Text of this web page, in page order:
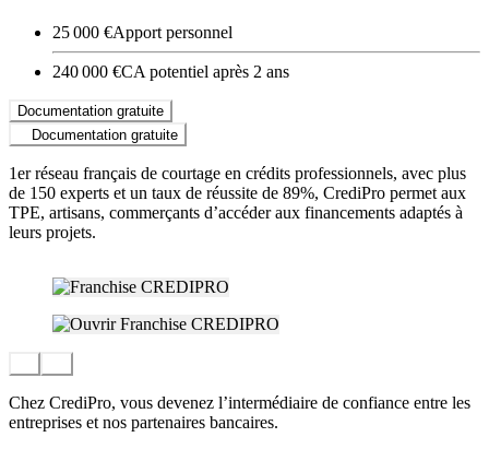
25 000 €Apport personnel
240 000 €CA potentiel après 2 ans
Documentation gratuite
Documentation gratuite
1er réseau français de courtage en crédits professionnels, avec plus
de 150 experts et un taux de réussite de 89%, CrediPro permet aux
TPE, artisans, commerçants d’accéder aux financements adaptés à
leurs projets.
Chez CrediPro, vous devenez l’intermédiaire de confiance entre les
entreprises et nos partenaires bancaires.